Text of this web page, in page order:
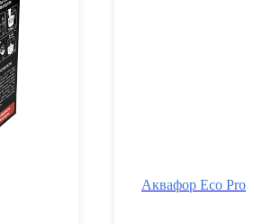
Аквафор Eco Pro